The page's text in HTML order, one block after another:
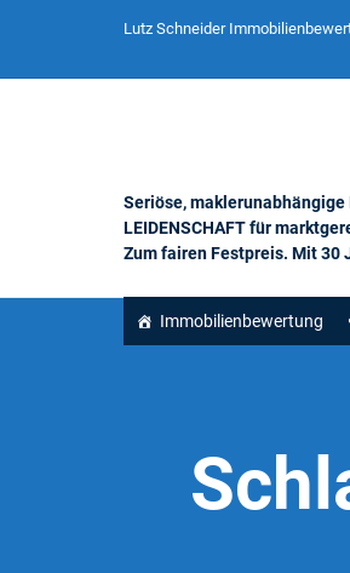
Lutz Schneider
Seriöse,
LEIDENSCHAFT für
Zum fairen Festpreis. Mit 30
Immobilienbewertung